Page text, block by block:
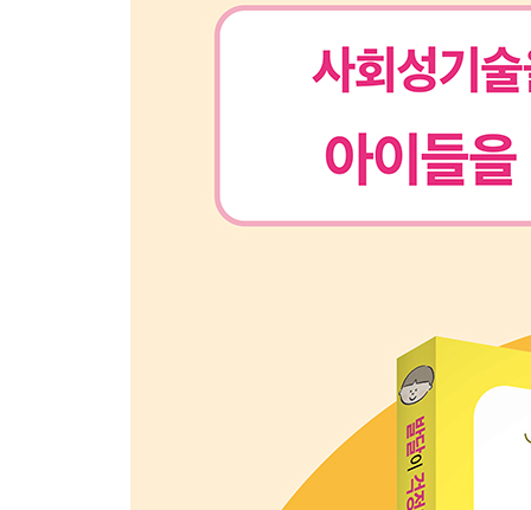
놀이 25 가위바위보송
놀이 26 안심하고 단어 이어가기
놀이 29 달라진 부분 찾기
놀이 37 캔으로 단어 만들기
놀이 38 안심 의자 앉기 게임